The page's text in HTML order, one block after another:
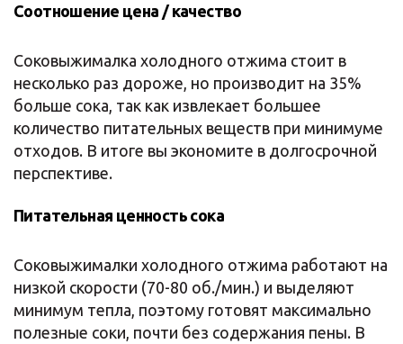
Соотношение цена / качество
Соковыжималка холодного отжима стоит в
несколько раз дороже, но производит на 35%
больше сока, так как извлекает большее
количество питательных веществ при минимуме
отходов. В итоге вы экономите в долгосрочной
перспективе.
Питательная ценность сока
Соковыжималки холодного отжима работают на
низкой скорости (70-80 об./мин.) и выделяют
минимум тепла, поэтому готовят максимально
полезные соки, почти без содержания пены. В